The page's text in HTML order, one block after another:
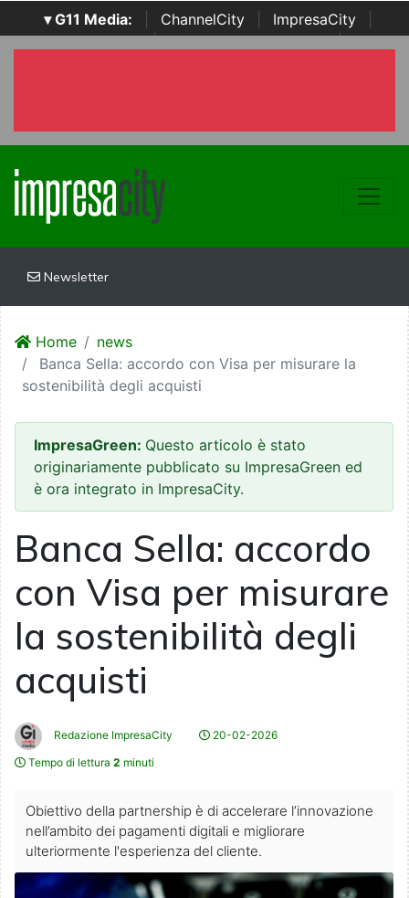
▾ G11 Media: ChannelCity ImpresaCity
SecurityOpenLab | Italian Channel Awards | Italian
Newsletter
Home
news
Banca Sella: accordo con Visa per misurare la
sostenibilità degli acquisti
ImpresaGreen: Questo articolo è stato
originariamente pubblicato su ImpresaGreen ed
è ora integrato in ImpresaCity.
Banca Sella: accordo
con Visa per misurare
la sostenibilità degli
acquisti
Redazione ImpresaCity
20-02-2026
Tempo di lettura 2 minuti
Obiettivo della partnership è di accelerare l’innovazione
nell’ambito dei pagamenti digitali e migliorare
ulteriormente l'esperienza del cliente.